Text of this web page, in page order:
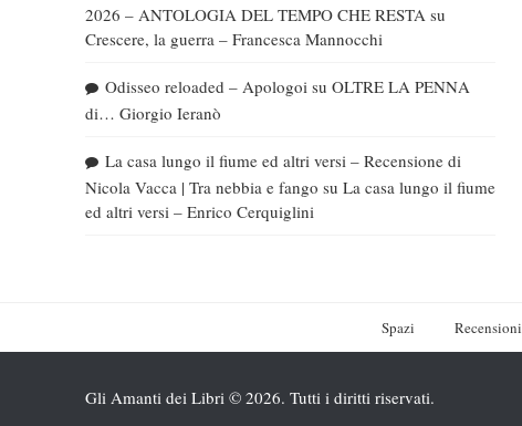
2026 – ANTOLOGIA DEL TEMPO CHE RESTA su
Crescere, la guerra – Francesca Mannocchi
Odisseo reloaded – Apologoi su OLTRE LA PENNA
di… Giorgio Ieranò
La casa lungo il fiume ed altri versi – Recensione di
Nicola Vacca | Tra nebbia e fango su La casa lungo il fiume
ed altri versi – Enrico Cerquiglini
Spazi Recensioni
Gli Amanti dei Libri © 2026. Tutti i diritti riservati.